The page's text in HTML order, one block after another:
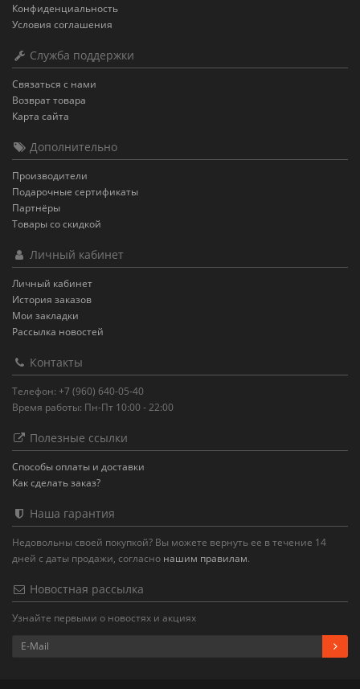
Конфиденциальность
Условия соглашения
Служба поддержки
Связаться с нами
Возврат товара
Карта сайта
Дополнительно
Производители
Подарочные сертификаты
Партнёры
Товары со скидкой
Личный кабинет
Личный кабинет
История заказов
Мои закладки
Рассылка новостей
Контакты
Телефон: +7 (960) 640-05-40
Время работы: Пн-Пт 10:00 - 22:00
Полезные ссылки
Способы оплаты и доставки
Как сделать заказ?
Наша гарантия
Недовольны своей покупкой? Вы можете вернуть ее в течение 14
дней с даты продажи, согласно нашим правилам.
Новостная рассылка
Узнайте первыми о новостях и акциях